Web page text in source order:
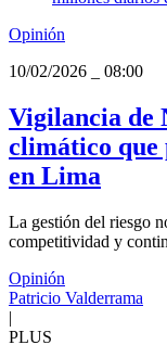
Opinión
10/02/2026
08:00
Vigilancia de
climático que
en Lima
La gestión del riesgo
competitividad y
Opinión
Patricio Valderrama
|
PLUS